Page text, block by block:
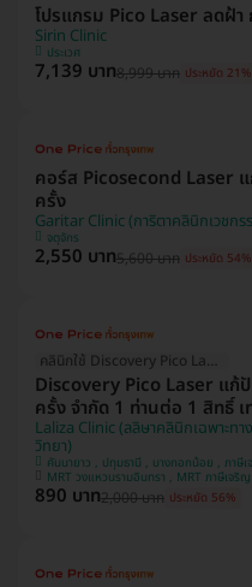
โปรแกรม Pico Laser ลดฝ้า
Sirin Clinic
ประเวศ
7,139 บาท8,999 บาท ประหยัด 21%
คอร์ส Picosecond Laser
ครั้ง
Garitar Clinic (การิตาคลินิกเวชกร
จตุจักร
2,550 บาท5,600 บาท ประหยัด 54%
คลินิกใช้ Discovery Pico Laser
Discovery Pico Laser แก้
ครั้ง จำกัด 1 ท่านต่อ 1 สิทธิ์ เ
Laliza Clinic (ลลิษาคลินิกเฉพาะทา
วิทยา)
คันนายาว , ปทุมธานี , บา
MRT วงแหวนรามอินทรา , MRT ภาษีเจริญ
890 บาท2,000 บาท ประหยัด 56%